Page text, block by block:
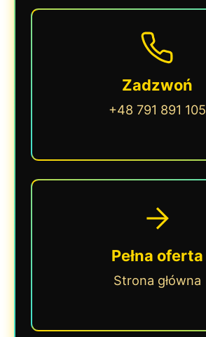
Zadzwoń
+48 791 891 105
Pełna oferta
Strona główna